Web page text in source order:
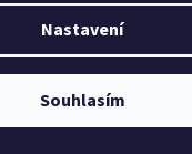
Nastavení
Souhlasím
Vytvořil Shoptet
regaly.cz. Všechna